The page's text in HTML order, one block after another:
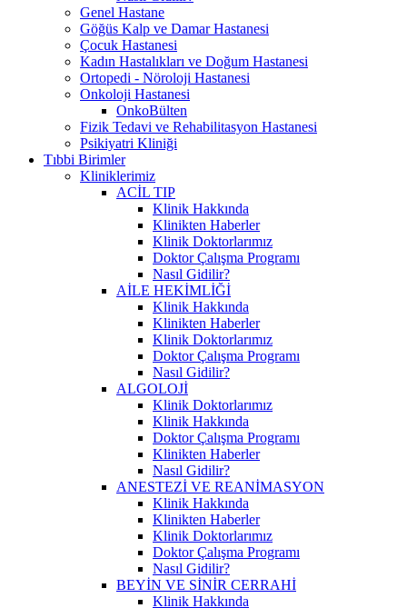
Genel Hastane
Göğüs Kalp ve Damar Hastanesi
Çocuk Hastanesi
Kadın Hastalıkları ve Doğum Hastanesi
Ortopedi - Nöroloji Hastanesi
Onkoloji Hastanesi
OnkoBülten
Fizik Tedavi ve Rehabilitasyon Hastanesi
Psikiyatri Kliniği
Tıbbi Birimler
Kliniklerimiz
ACİL TIP
Klinik Hakkında
Klinikten Haberler
Klinik Doktorlarımız
Doktor Çalışma Programı
Nasıl Gidilir?
AİLE HEKİMLİĞİ
Klinik Hakkında
Klinikten Haberler
Klinik Doktorlarımız
Doktor Çalışma Programı
Nasıl Gidilir?
ALGOLOJİ
Klinik Doktorlarımız
Klinik Hakkında
Doktor Çalışma Programı
Klinikten Haberler
Nasıl Gidilir?
ANESTEZİ VE REANİMASYON
Klinik Hakkında
Klinikten Haberler
Klinik Doktorlarımız
Doktor Çalışma Programı
Nasıl Gidilir?
BEYİN VE SİNİR CERRAHİ
Klinik Hakkında